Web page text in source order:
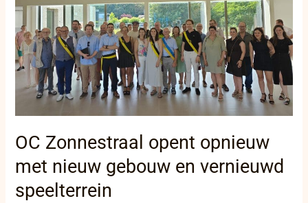
OC Zonnestraal opent opnieuw
met nieuw gebouw en vernieuwd
speelterrein
vernieuwd
speelterrein